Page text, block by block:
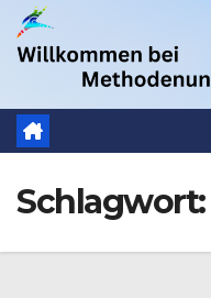
Zum
Inhalt
Schlagwort: